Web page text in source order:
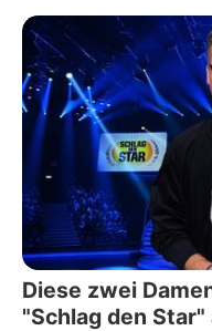
Diese zwei
"Schlag den Star"